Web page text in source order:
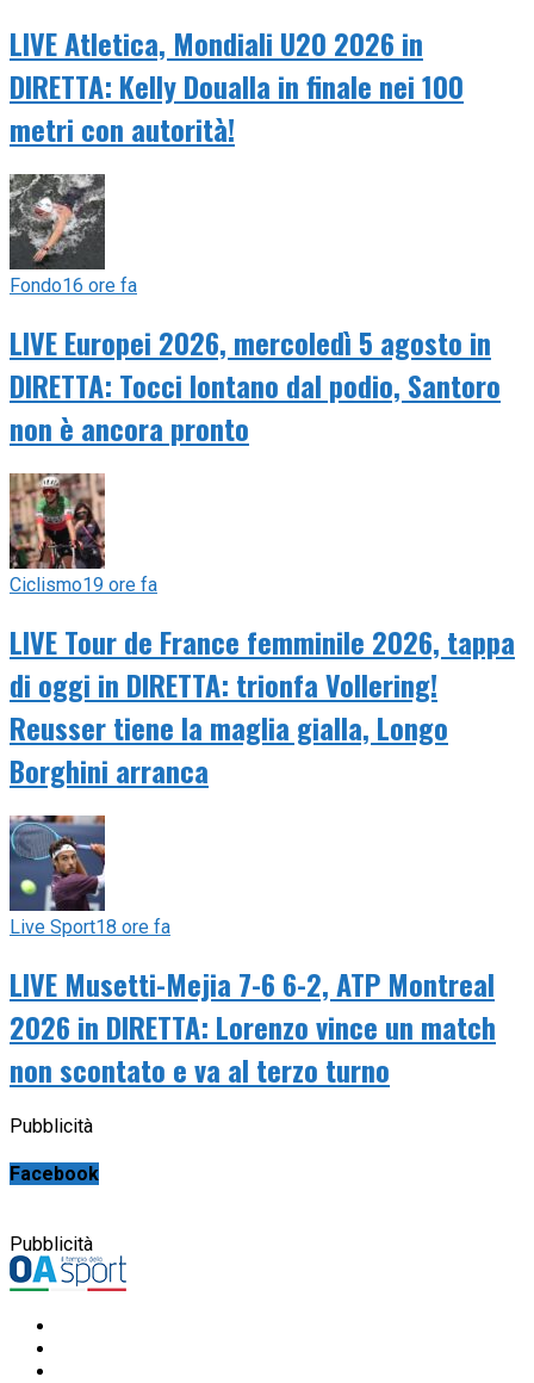
LIVE Atletica, Mondiali U20 2026 in
DIRETTA: Kelly Doualla in finale nei 100
metri con autorità!
Fondo16 ore fa
LIVE Europei 2026, mercoledì 5 agosto in
DIRETTA: Tocci lontano dal podio, Santoro
non è ancora pronto
Ciclismo19 ore fa
LIVE Tour de France femminile 2026, tappa
di oggi in DIRETTA: trionfa Vollering!
Reusser tiene la maglia gialla, Longo
Borghini arranca
Live Sport18 ore fa
LIVE Musetti-Mejia 7-6 6-2, ATP Montreal
2026 in DIRETTA: Lorenzo vince un match
non scontato e va al terzo turno
Pubblicità
Facebook
Pubblicità